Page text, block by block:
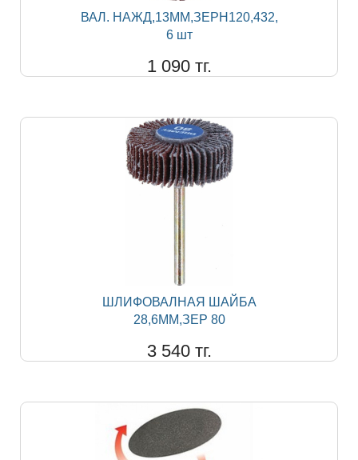
ВАЛ. НАЖД,13ММ,ЗЕРН120,432,
6 шт
1 090 тг.
ШЛИФОВАЛНАЯ ШАЙБА
28,6ММ,ЗЕР 80
3 540 тг.